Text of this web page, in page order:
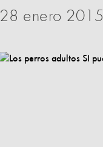
28 enero 2015